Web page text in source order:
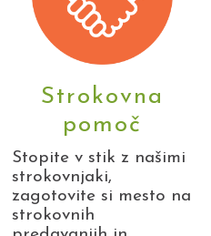
Strokovna
pomoč
Stopite v stik z našimi
strokovnjaki,
zagotovite si mesto na
strokovnih